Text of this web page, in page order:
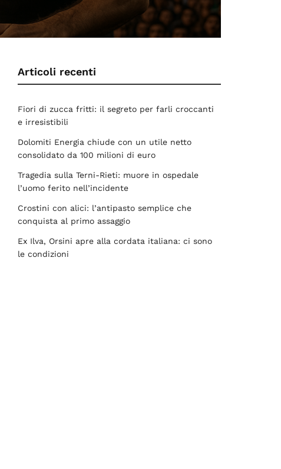
Articoli recenti
Fiori di zucca fritti: il segreto per farli croccanti
e irresistibili
Dolomiti Energia chiude con un utile netto
consolidato da 100 milioni di euro
Tragedia sulla Terni-Rieti: muore in ospedale
l’uomo ferito nell’incidente
Crostini con alici: l’antipasto semplice che
conquista al primo assaggio
Ex Ilva, Orsini apre alla cordata italiana: ci sono
le condizioni